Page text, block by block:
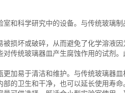
室和科学研究中的设备。与传统玻璃
坏或破碎，从而避免了化学溶液因
传统玻璃器皿产生腐蚀作用的试剂
易于清洁和维护。与传统玻璃器皿
的卫生和干净，也可以延长使用寿命